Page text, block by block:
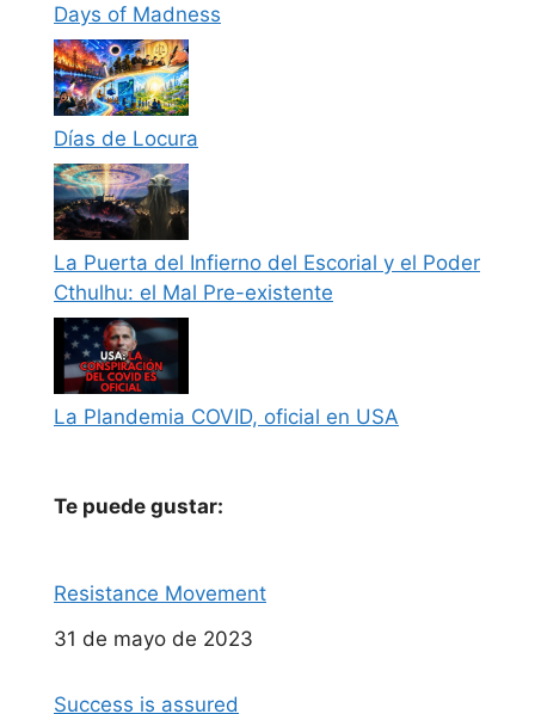
Days of Madness
Días de Locura
La Puerta del Infierno del Escorial y el Poder
Cthulhu: el Mal Pre-existente
La Plandemia COVID, oficial en USA
Te puede gustar:
Resistance Movement
Fecha
31 de mayo de 2023
Success is assured